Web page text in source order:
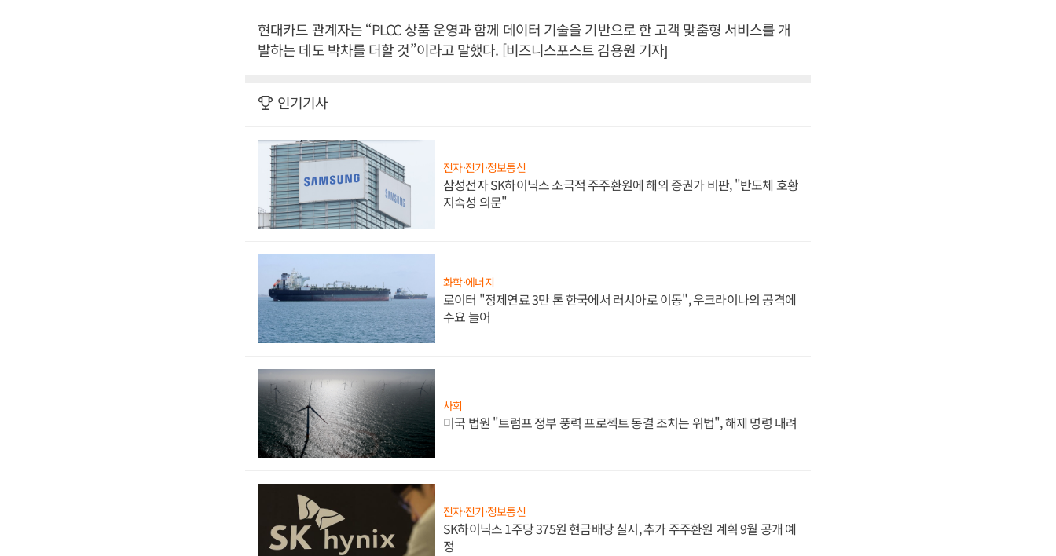
현대카드 관계자는 “PLCC 상품 운영과 함께 데이터 기술을 기반으로 한 고객 맞춤형 서비스를 개
발하는 데도 박차를 더할 것”이라고 말했다. [비즈니스포스트 김용원 기자]
인기기사
전자·전기·정보통신
삼성전자 SK하이닉스 소극적 주주환원에 해외 증권가 비판, "반도체 호황
지속성 의문"
화학·에너지
로이터 "정제연료 3만 톤 한국에서 러시아로 이동", 우크라이나의 공격에
수요 늘어
사회
미국 법원 "트럼프 정부 풍력 프로젝트 동결 조치는 위법", 해제 명령 내려
전자·전기·정보통신
SK하이닉스 1주당 375원 현금배당 실시, 추가 주주환원 계획 9월 공개 예
정